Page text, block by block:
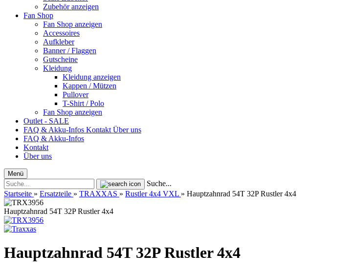
Zubehör anzeigen
Fan Shop
Fan Shop anzeigen
Accessoires
Aufkleber
Banner / Flaggen
Gutscheine
Kleidung
Kleidung anzeigen
Kappen / Mützen
Pullover
T-Shirt / Polo
Fan Shop anzeigen
Outlet - SALE
FAQ & Akku-Infos Kontakt Über uns
FAQ & Akku-Infos
Kontakt
Über uns
Menü
Suche...
Startseite » Ersatzteile » TRAXXAS » Rustler 4x4 VXL » Hauptzahnrad 54T 32P Rustler 4x4
Hauptzahnrad 54T 32P Rustler 4x4
Hauptzahnrad 54T 32P Rustler 4x4